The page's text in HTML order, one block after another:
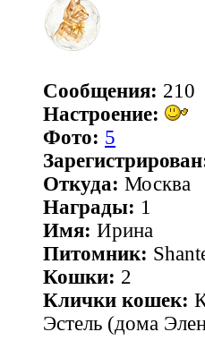
Сообщения: 210
Настроение:
Фото: 5
Откуда: Москва
Награды: 1
Имя: Ирина
Питомник:
Кошки: 2
Клички кошек:
Эстель (дома